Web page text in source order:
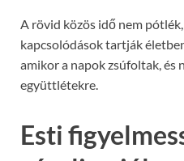
A rövid közös idő nem
kapcsolódások tartják
amikor a napok zsúfoltak, és
együttlétekre.
Esti